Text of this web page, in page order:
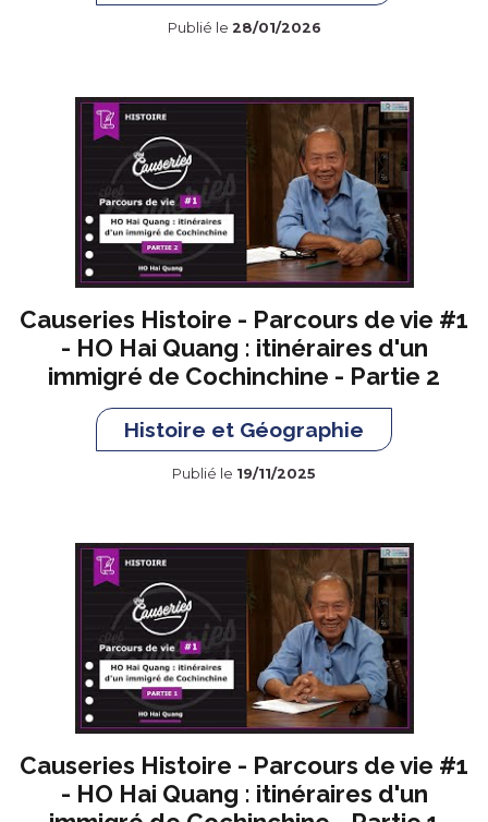
Publié le 28/01/2026
Causeries Histoire - Parcours de vie #1
- HO Hai Quang : itinéraires d'un
immigré de Cochinchine - Partie 2
Histoire et Géographie
Publié le 19/11/2025
Causeries Histoire - Parcours de vie #1
- HO Hai Quang : itinéraires d'un